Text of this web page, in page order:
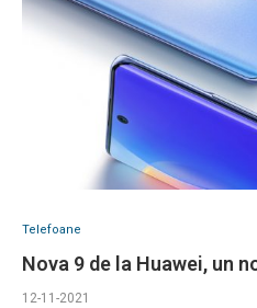
Telefoane
Nova 9 de la Huawei, un
12-11-2021